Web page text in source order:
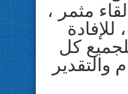
مثمر ،
للإفادة
كل
والتقدير